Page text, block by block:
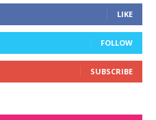
LIKE
FOLLOW
SUBSCRIBE